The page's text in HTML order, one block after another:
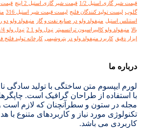
قیمت شیر گازی استیل 1/2
قیمت شیر گازی استیل 2 اینچ قیمت
گلوب لیست تولید کنندگان فلنج لیست قیمت شیر استیل 316
استنلس استیل منیفولد ولو در صنایع نفت و گاز منیفولد ولو
بالا منیفولد ولو کالیبراسیون ترانسمیتر نیدل ولو 1 2 نیدل ولو 1/4
ابزار دقیق کاربرد منیفولد ولو در پتروشیمی کارخانه تولید فلنج
درباره ما
لورم ایپسوم متن ساختگی با تولید سادگی
با استفاده از طراحان گرافیک است.
مجله در ستون و سطرآنچنان که لازم است
تکنولوژی مورد نیاز و کاربردهای متنوع با
کاربردی می باشد.